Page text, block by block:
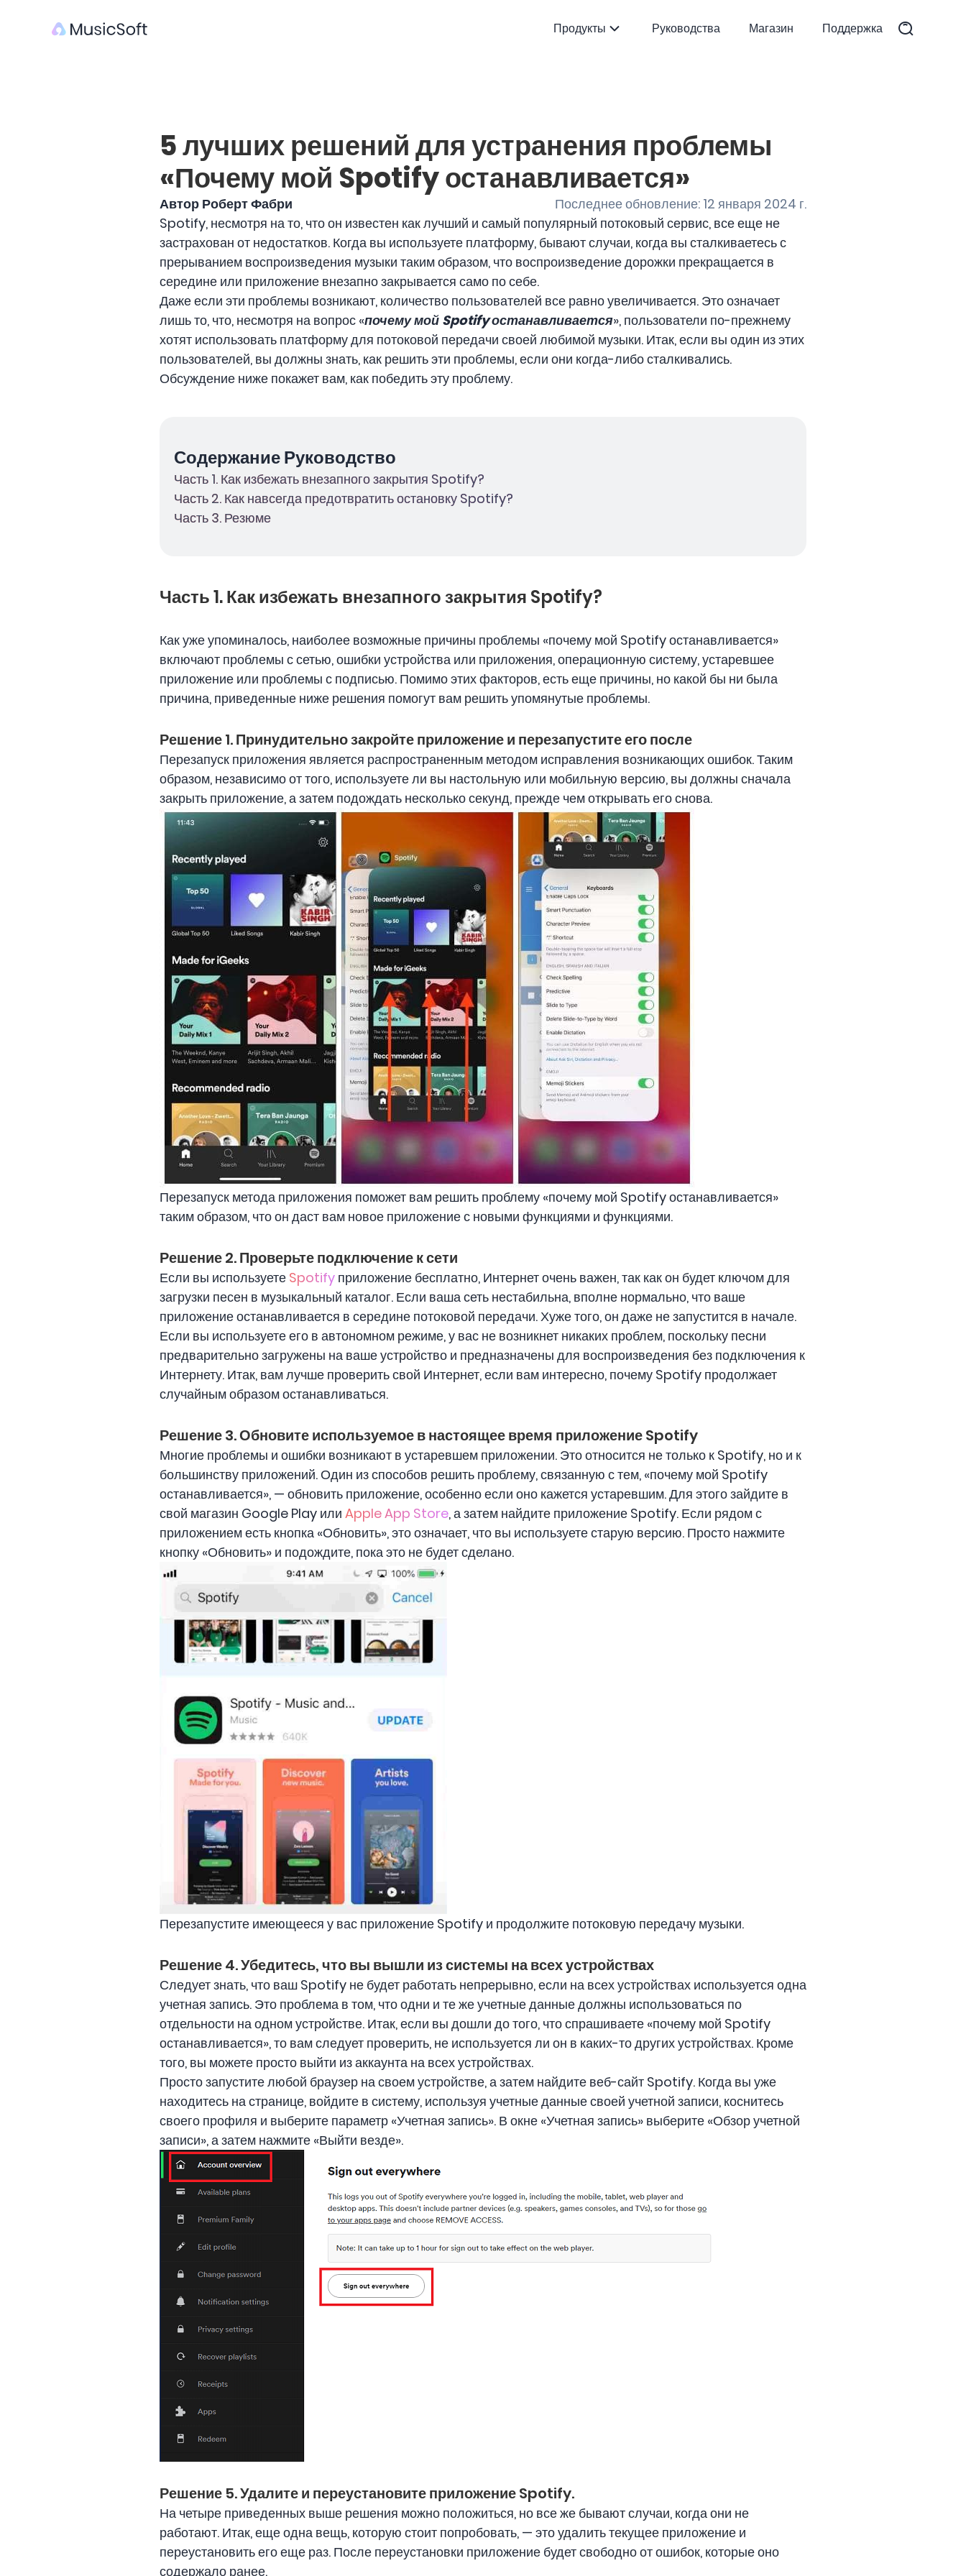
Продукты Руководства Магазин Поддержка
5 лучших решений для устранения проблемы
«Почему мой Spotify останавливается»
Автор Роберт Фабри
Последнее обновление: 12 января 2024 г.
Spotify, несмотря на то, что он известен как лучший и самый популярный потоковый сервис, все еще не
застрахован от недостатков. Когда вы используете платформу, бывают случаи, когда вы сталкиваетесь с
прерыванием воспроизведения музыки таким образом, что воспроизведение дорожки прекращается в
середине или приложение внезапно закрывается само по себе.
Даже если эти проблемы возникают, количество пользователей все равно увеличивается. Это означает
лишь то, что, несмотря на вопрос «почему мой Spotify останавливается», пользователи по-прежнему
хотят использовать платформу для потоковой передачи своей любимой музыки. Итак, если вы один из этих
пользователей, вы должны знать, как решить эти проблемы, если они когда-либо сталкивались.
Обсуждение ниже покажет вам, как победить эту проблему.
Содержание Руководство
Часть 1. Как избежать внезапного закрытия Spotify?
Часть 2. Как навсегда предотвратить остановку Spotify?
Часть 3. Резюме
Часть 1. Как избежать внезапного закрытия Spotify?
Как уже упоминалось, наиболее возможные причины проблемы «почему мой Spotify останавливается»
включают проблемы с сетью, ошибки устройства или приложения, операционную систему, устаревшее
приложение или проблемы с подписью. Помимо этих факторов, есть еще причины, но какой бы ни была
причина, приведенные ниже решения помогут вам решить упомянутые проблемы.
Решение 1. Принудительно закройте приложение и перезапустите его после
Перезапуск приложения является распространенным методом исправления возникающих ошибок. Таким
образом, независимо от того, используете ли вы настольную или мобильную версию, вы должны сначала
закрыть приложение, а затем подождать несколько секунд, прежде чем открывать его снова.
Перезапуск метода приложения поможет вам решить проблему «почему мой Spotify останавливается»
таким образом, что он даст вам новое приложение с новыми функциями и функциями.
Решение 2. Проверьте подключение к сети
Если вы используете Spotify приложение бесплатно, Интернет очень важен, так как он будет ключом для
загрузки песен в музыкальный каталог. Если ваша сеть нестабильна, вполне нормально, что ваше
приложение останавливается в середине потоковой передачи. Хуже того, он даже не запустится в начале.
Если вы используете его в автономном режиме, у вас не возникнет никаких проблем, поскольку песни
предварительно загружены на ваше устройство и предназначены для воспроизведения без подключения к
Интернету. Итак, вам лучше проверить свой Интернет, если вам интересно, почему Spotify продолжает
случайным образом останавливаться.
Решение 3. Обновите используемое в настоящее время приложение Spotify
Многие проблемы и ошибки возникают в устаревшем приложении. Это относится не только к Spotify, но и к
большинству приложений. Один из способов решить проблему, связанную с тем, «почему мой Spotify
останавливается», — обновить приложение, особенно если оно кажется устаревшим. Для этого зайдите в
свой магазин Google Play или Apple App Store, а затем найдите приложение Spotify. Если рядом с
приложением есть кнопка «Обновить», это означает, что вы используете старую версию. Просто нажмите
кнопку «Обновить» и подождите, пока это не будет сделано.
Перезапустите имеющееся у вас приложение Spotify и продолжите потоковую передачу музыки.
Решение 4. Убедитесь, что вы вышли из системы на всех устройствах
Следует знать, что ваш Spotify не будет работать непрерывно, если на всех устройствах используется одна
учетная запись. Это проблема в том, что одни и те же учетные данные должны использоваться по
отдельности на одном устройстве. Итак, если вы дошли до того, что спрашиваете «почему мой Spotify
останавливается», то вам следует проверить, не используется ли он в каких-то других устройствах. Кроме
того, вы можете просто выйти из аккаунта на всех устройствах.
Просто запустите любой браузер на своем устройстве, а затем найдите веб-сайт Spotify. Когда вы уже
находитесь на странице, войдите в систему, используя учетные данные своей учетной записи, коснитесь
своего профиля и выберите параметр «Учетная запись». В окне «Учетная запись» выберите «Обзор учетной
записи», а затем нажмите «Выйти везде».
Решение 5. Удалите и переустановите приложение Spotify.
На четыре приведенных выше решения можно положиться, но все же бывают случаи, когда они не
работают. Итак, еще одна вещь, которую стоит попробовать, — это удалить текущее приложение и
переустановить его еще раз. После переустановки приложение будет свободно от ошибок, которые оно
содержало ранее.